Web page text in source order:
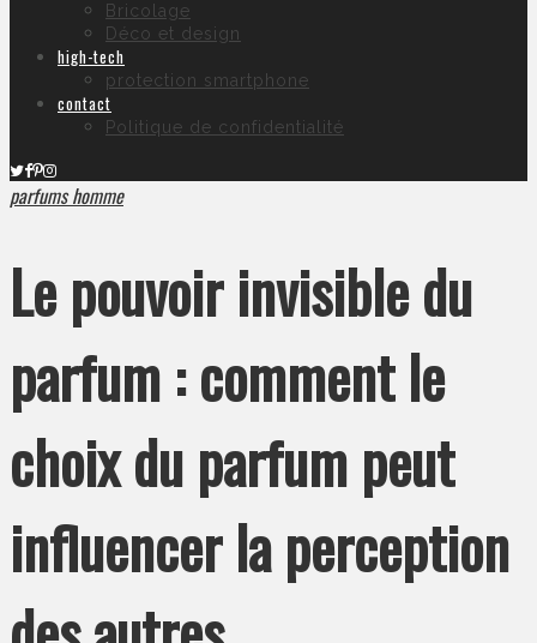
Bricolage
Déco et design
high-tech
protection smartphone
contact
Politique de confidentialité
parfums homme
Le pouvoir invisible du
parfum : comment le
choix du parfum peut
influencer la perception